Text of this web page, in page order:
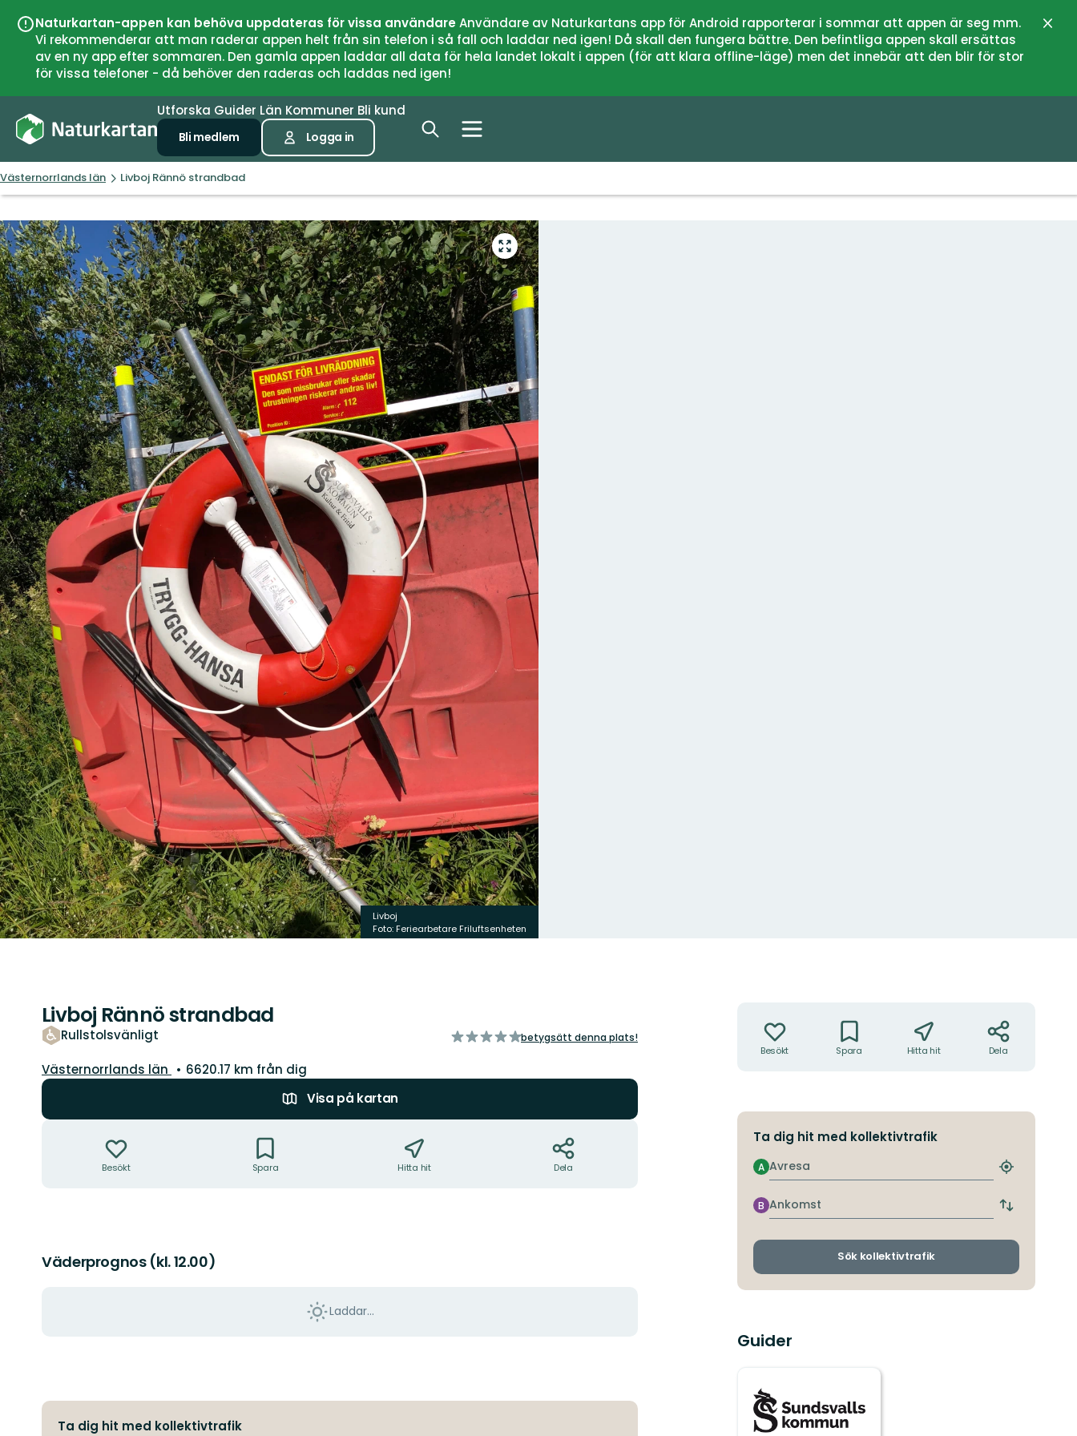
Naturkartan-appen kan behöva uppdateras för vissa användareAnvändare av Naturkartans app för Android rapporterar i sommar att appen är seg mm.
Vi rekommenderar att man raderar appen helt från sin telefon i så fall och laddar ned igen! Då skall den fungera bättre. Den befintliga appen skall ersättas
av en ny app efter sommaren. Den gamla appen laddar all data för hela landet lokalt i appen (för att klara offline-läge) men det innebär att den blir för stor
för vissa telefoner - då behöver den raderas och laddas ned igen!
Utforska Guider Län Kommuner Bli kund
Bli medlem Logga in
Västernorrlands län Livboj Rännö strandbad
Gå
till
helskärmsläge
Livboj
Foto: Feriearbetare Friluftsenheten
Livboj Rännö strandbad
Rullstolsvänligt
av
betygsätt denna plats!
Län:
Västernorrlands län
6620.17 km från dig
Visa på kartan
Besökt Spara Hitta hit Dela
Väderprognos (kl. 12.00)
Laddar...
Ta dig hit med kollektivtrafik
Besökt Spara Hitta hit Dela
Ta dig hit med kollektivtrafik
Avresa
A
Hitta
hållplats
Ankomst
B
Byt
och
Sök kollektivtrafik
Guider